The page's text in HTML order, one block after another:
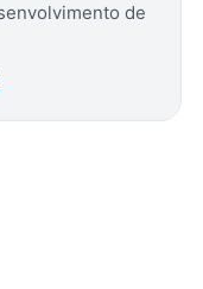
de